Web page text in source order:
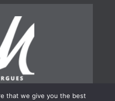
that we give you the best